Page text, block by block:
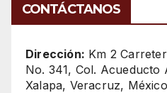
CONTÁCTANOS
Dirección: Km 2
No. 341, Col. Acueducto
Xalapa, Veracruz, México